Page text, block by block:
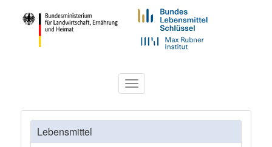
Toggle
navigation
Lebensmittel